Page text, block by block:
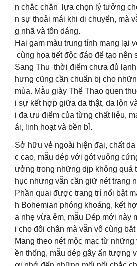
n chắc chắn lựa chọn lý tưởng
n sự thoải mái khi di chuyển, mà
g nhã và tôn dáng.
Hai gam màu trung tính mang lại
cùng họa tiết độc đáo để tạo nên
Sang Thu thời điểm chưa đủ lạnh
hưng cũng cần chuẩn bị cho
mùa. Mẫu giày Thể Thao quen
i sự kết hợp giữa da thật, da lộn
i đa ưu điểm của từng chất liệu,
ái, linh hoạt và bền bỉ.
Sở hữu vẻ ngoài hiện đại, chất da
c cao, mẫu dép với gót vuông
ưởng trong những dịp không quá
hục nhưng vẫn cần giữ nét trang
Phần quai được trang trí nổi bật
h Bohemian phóng khoáng, kết
a nhẹ vừa êm, mẫu Dép mới này
i cho đôi chân mà vẫn vô cùng bắt
Mang theo nét mộc mạc từ những
ền thống, mẫu dép gây ấn tượng